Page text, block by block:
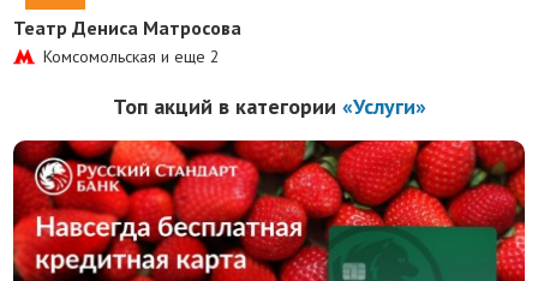
Театр Дениса Матросова
Комсомольская и еще2
Топ акций в категории «Услуги»